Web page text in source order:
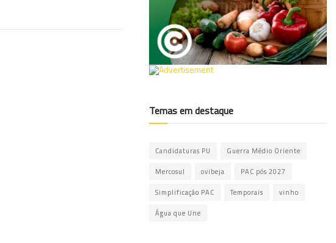
Temas em destaque
Candidaturas PU Guerra Médio Oriente
Mercosul ovibeja PAC pós 2027
Simplificação PAC Temporais vinho
Água que Une